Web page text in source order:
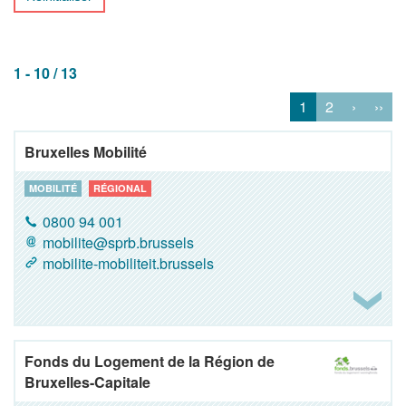
1 - 10 / 13
1
2 › ››
Bruxelles Mobilité
MOBILITÉ RÉGIONAL
0800 94 001
mobilite@sprb.brussels
mobilite-mobiliteit.brussels
Fonds du Logement de la Région de
Bruxelles-Capitale